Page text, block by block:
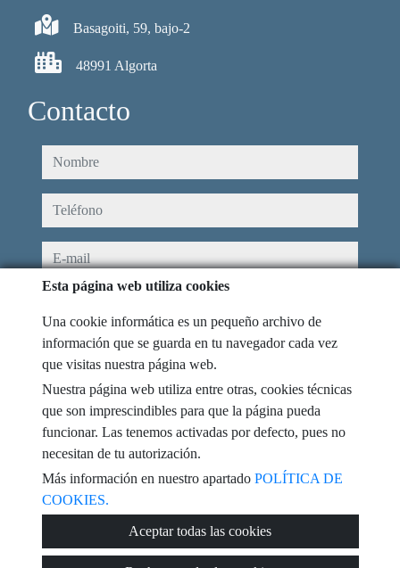
Basagoiti, 59, bajo-2
48991 Algorta
Contacto
nombre
teléfono
e-mail
mensaje
Captcha
Enviar
Esta página web utiliza cookies
Una cookie informática es un pequeño archivo de
información que se guarda en tu navegador cada vez
que visitas nuestra página web.
Nuestra página web utiliza entre otras, cookies técnicas
que son imprescindibles para que la página pueda
funcionar. Las tenemos activadas por defecto, pues no
necesitan de tu autorización.
Más información en nuestro apartado POLÍTICA DE
COOKIES.
Aceptar todas las cookies